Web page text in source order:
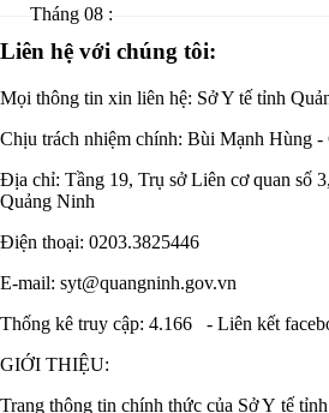
Tháng 08 :
Liên hệ với chúng tôi:
Mọi thông tin xin liên hệ: Sở Y tế tỉnh
Chịu trách nhiệm chính: Bùi Mạnh Hùng -
Địa chỉ: Tầng 19, Trụ sở Liên cơ quan số
Quảng Ninh
Điện thoại: 0203.3825446
E-mail: syt@quangninh.gov.vn
Thống kê truy cập: 4.166
- Liên kết
GIỚI THIỆU:
Trang thông tin chính thức của Sở Y tế